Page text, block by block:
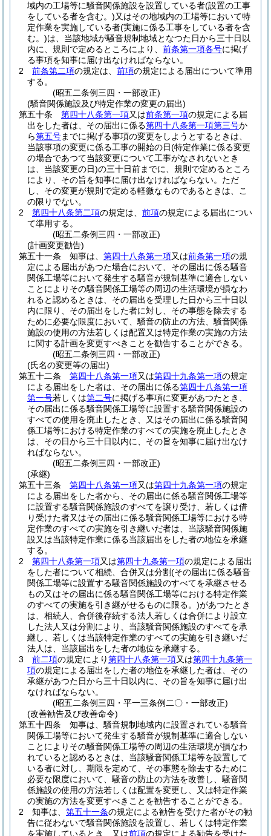
域内の工場等に騒音関係施設を設置している者(設置の工事
をしている者を含む。)又はその地域内の工場等において特
定作業を実施している者(実施に係る工事をしている者を含
む。)は、当該地域が騒音規制地域となつた日から三十日以
内に、規則で定めるところにより、 前条第一項各号に掲げ
る事項を知事に届け出なければならない。
2
前条第二項の規定は、 前項の規定による届出について準用
する。
(昭五二条例三四・一部改正)
(騒音関係施設及び特定作業の変更の届出)
第五十条
第四十八条第一項又は前条第一項の規定による届
出をした者は、その届出に係る第四十八条第一項第三号か
ら第五号までに掲げる事項の変更をしようとするときは、
当該事項の変更に係る工事の開始の日(特定作業に係る変更
の場合であつて当該変更について工事がなされないとき
は、当該変更の日)の三十日前までに、規則で定めるところ
により、その旨を知事に届け出なければならない。 ただ
し、その変更が規則で定める軽微なものであるときは、こ
の限りでない。
2
第四十八条第二項の規定は、 前項の規定による届出につい
て準用する。
(昭五二条例三四・一部改正)
(計画変更勧告)
第五十一条
知事は、 第四十八条第一項又は前条第一項の規
定による届出があつた場合において、その届出に係る騒音
関係工場等において発生する騒音が規制基準に適合しない
ことによりその騒音関係工場等の周辺の生活環境が損なわ
れると認めるときは、その届出を受理した日から三十日以
内に限り、その届出をした者に対し、その事態を除去する
ために必要な限度において、騒音の防止の方法、騒音関係
施設の使用の方法若しくは配置又は特定作業の実施の方法
に関する計画を変更すべきことを勧告することができる。
(昭五二条例三四・一部改正)
(氏名の変更等の届出)
第五十二条
第四十八条第一項又は第四十九条第一項の規定
による届出をした者は、その届出に係る第四十八条第一項
第一号若しくは第二号に掲げる事項に変更があつたとき、
その届出に係る騒音関係工場等に設置する騒音関係施設の
すべての使用を廃止したとき、又はその届出に係る騒音関
係工場等における特定作業のすべての実施を廃止したとき
は、その日から三十日以内に、その旨を知事に届け出なけ
ればならない。
(昭五二条例三四・一部改正)
(承継)
第五十三条
第四十八条第一項又は第四十九条第一項の規定
による届出をした者から、その届出に係る騒音関係工場等
に設置する騒音関係施設のすべてを譲り受け、若しくは借
り受けた者又はその届出に係る騒音関係工場等における特
定作業のすべての実施を引き継いだ者は、当該騒音関係施
設又は当該特定作業に係る当該届出をした者の地位を承継
する。
2
第四十八条第一項又は第四十九条第一項の規定による届出
をした者について相続、合併又は分割(その届出に係る騒音
関係工場等に設置する騒音関係施設のすべてを承継させる
もの又はその届出に係る騒音関係工場等における特定作業
のすべての実施を引き継がせるものに限る。)があつたとき
は、相続人、合併後存続する法人若しくは合併により設立
した法人又は分割により、当該騒音関係施設のすべてを承
継し、若しくは当該特定作業のすべての実施を引き継いだ
法人は、当該届出をした者の地位を承継する。
3
前二項の規定により第四十八条第一項又は第四十九条第一
項の規定による届出をした者の地位を承継した者は、その
承継があつた日から三十日以内に、その旨を知事に届け出
なければならない。
(昭五二条例三四・平一三条例二〇・一部改正)
(改善勧告及び改善命令)
第五十四条
知事は、騒音規制地域内に設置されている騒音
関係工場等において発生する騒音が規制基準に適合しない
ことによりその騒音関係工場等の周辺の生活環境が損なわ
れていると認めるときは、当該騒音関係工場等を設置して
いる者に対し、期限を定めて、その事態を除去するために
必要な限度において、騒音の防止の方法を改善し、騒音関
係施設の使用の方法若しくは配置を変更し、又は特定作業
の実施の方法を変更すべきことを勧告することができる。
2
知事は、 第五十一条の規定による勧告を受けた者がその勧
告に従わないで騒音関係施設を設置し、若しくは特定作業
を実施しているとき、又は前項の規定による勧告を受けた